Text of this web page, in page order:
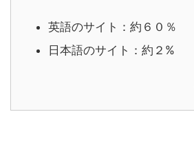
英語のサイト：約６０％
日本語のサイト：約２%